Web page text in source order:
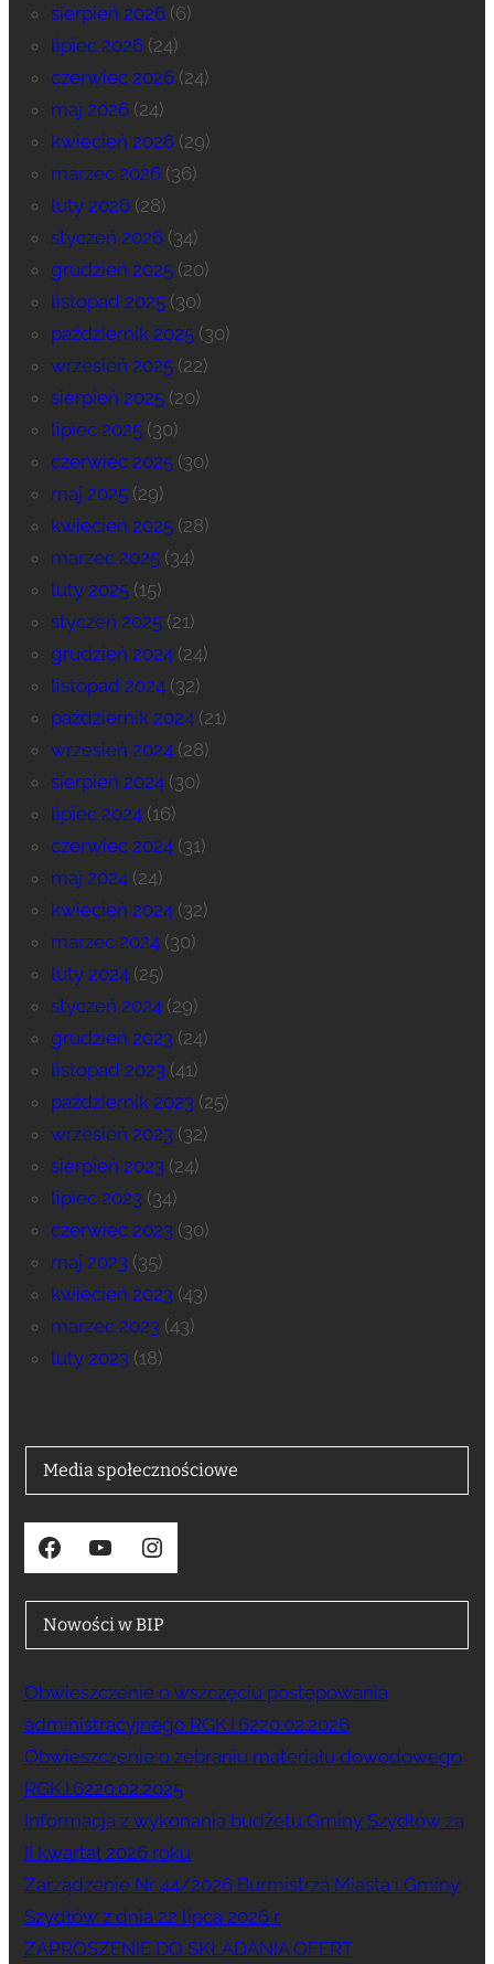
sierpień 2026(6)
lipiec 2026(24)
czerwiec 2026(24)
maj 2026(24)
kwiecień 2026(29)
marzec 2026(36)
luty 2026(28)
styczeń 2026(34)
grudzień 2025(20)
listopad 2025(30)
październik 2025(30)
wrzesień 2025(22)
sierpień 2025(20)
lipiec 2025(30)
czerwiec 2025(30)
maj 2025(29)
kwiecień 2025(28)
marzec 2025(34)
luty 2025(15)
styczeń 2025(21)
grudzień 2024(24)
listopad 2024(32)
październik 2024(21)
wrzesień 2024(28)
sierpień 2024(30)
lipiec 2024(16)
czerwiec 2024(31)
maj 2024(24)
kwiecień 2024(32)
marzec 2024(30)
luty 2024(25)
styczeń 2024(29)
grudzień 2023 (24)
listopad 2023 (41)
październik 2023 (25)
wrzesień 2023 (32)
sierpień 2023 (24)
lipiec 2023 (34)
czerwiec 2023 (30)
maj 2023 (35)
kwiecień 2023 (43)
marzec 2023 (43)
luty 2023 (18)
Media społecznościowe
Facebook YouTube Instagram
Nowości w BIP
Obwieszczenie o wszczęciu postępowania
administracyjnego RGK.I.6220.02.2026
Obwieszczenie o zebraniu materiału dowodowego
RGK.I.6220.02.2025
Informacja z wykonania budżetu Gminy Szydłów za
II kwartał 2026 roku
Zarządzenie Nr 44/2026 Burmistrza Miasta i Gminy
Szydłów z dnia 22 lipca 2026 r.
ZAPROSZENIE DO SKŁADANIA OFERT